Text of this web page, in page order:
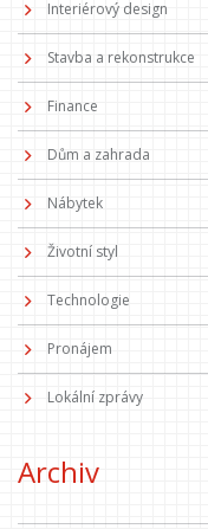
Interiérový design
Stavba a rekonstrukce
Finance
Dům a zahrada
Nábytek
Životní styl
Technologie
Pronájem
Lokální zprávy
Archiv